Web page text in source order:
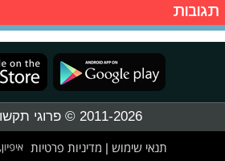
תגובות
2011-2026 © פרוגי תקשורת בע"מ
תנאי שימוש מדיניות פרטיות